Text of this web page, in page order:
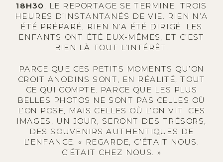
18H30 . LE REPORTAGE SE TERMINE. TROIS
HEURES D’INSTANTANÉS DE VIE. RIEN N’A
ÉTÉ PRÉPARÉ, RIEN N’A ÉTÉ DIRIGÉ. LES
ENFANTS ONT ÉTÉ EUX-MÊMES, ET C’EST
BIEN LÀ TOUT L’INTÉRÊT.
PARCE QUE CES PETITS MOMENTS QU’ON
CROIT ANODINS SONT, EN RÉALITÉ, TOUT
CE QUI COMPTE. PARCE QUE LES PLUS
BELLES PHOTOS NE SONT PAS CELLES OÙ
L’ON POSE, MAIS CELLES OÙ L’ON VIT. CES
IMAGES, UN JOUR, SERONT DES TRÉSORS,
DES SOUVENIRS AUTHENTIQUES DE
L’ENFANCE. « REGARDE, C’ÉTAIT NOUS.
C’ÉTAIT CHEZ NOUS. »